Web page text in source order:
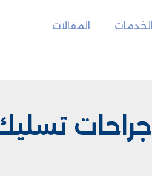
الخدمات المقالات
جراحات